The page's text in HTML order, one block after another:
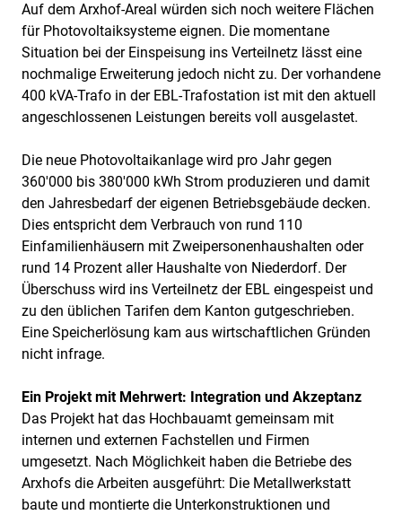
Auf dem Arxhof-Areal würden sich noch weitere Flächen
für Photovoltaiksysteme eignen. Die momentane
Situation bei der Einspeisung ins Verteilnetz lässt eine
nochmalige Erweiterung jedoch nicht zu. Der vorhandene
400 kVA-Trafo in der EBL-Trafostation ist mit den aktuell
angeschlossenen Leistungen bereits voll ausgelastet.
Die neue Photovoltaikanlage wird pro Jahr gegen
360'000 bis 380'000 kWh Strom produzieren und damit
den Jahresbedarf der eigenen Betriebsgebäude decken.
Dies entspricht dem Verbrauch von rund 110
Einfamilienhäusern mit Zweipersonenhaushalten oder
rund 14 Prozent aller Haushalte von Niederdorf. Der
Überschuss wird ins Verteilnetz der EBL eingespeist und
zu den üblichen Tarifen dem Kanton gutgeschrieben.
Eine Speicherlösung kam aus wirtschaftlichen Gründen
nicht infrage.
Ein Projekt mit Mehrwert: Integration und Akzeptanz
Das Projekt hat das Hochbauamt gemeinsam mit
internen und externen Fachstellen und Firmen
umgesetzt. Nach Möglichkeit haben die Betriebe des
Arxhofs die Arbeiten ausgeführt: Die Metallwerkstatt
baute und montierte die Unterkonstruktionen und